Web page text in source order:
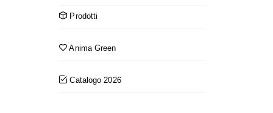
Prodotti
Anima Green
Catalogo 2026